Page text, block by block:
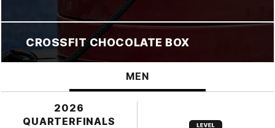
CROSSFIT CHOCOLATE BOX
MEN
2026
QUARTERFINALS